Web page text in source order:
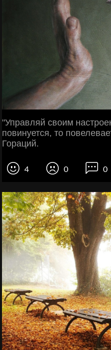
"Управляй своим
повинуется, то
Гораций.
4 0 0